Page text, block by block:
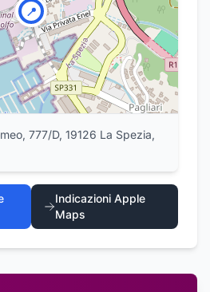
📍
777/D, 19126 La Spezia,
Indicazioni Apple
Maps